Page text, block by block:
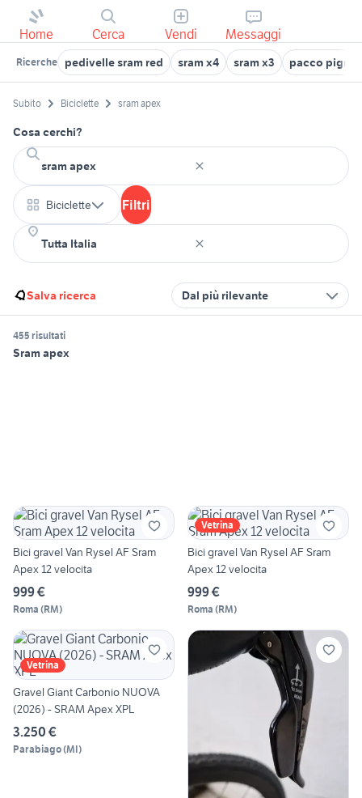
Home Cerca Vendi Messaggi
Ricerche pedivelle sram red sram x4 sram x3 pacco
Subito Biciclette sram apex
Cosa cerchi?
Biciclette Filtri
Salva ricerca Dal più rilevante
455 risultati
Sram apex
Bici gravel Van Rysel AF Sram
Apex 12 velocita
999 €
Roma (RM)
Vetrina
Bici gravel Van Rysel AF Sram
Apex 12 velocita
999 €
Roma (RM)
Vetrina
Gravel Giant Carbonio NUOVA
(2026) - SRAM Apex XPL
3.250 €
Parabiago(MI)